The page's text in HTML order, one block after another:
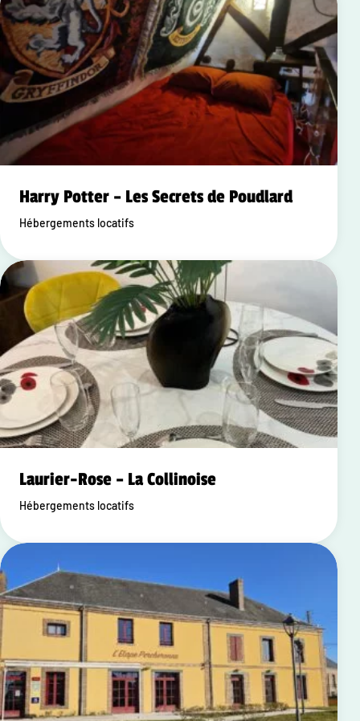
Harry Potter – Les Secrets de Poudlard
Hébergements locatifs
Laurier-Rose – La Collinoise
Hébergements locatifs